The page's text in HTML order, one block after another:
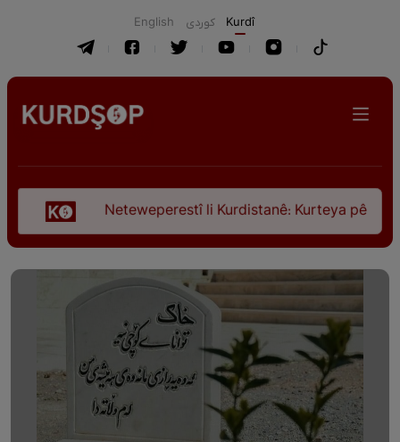
English كوردی Kurdî
Neteweperestî li Kurdistanê: Kurteya pêşveçûna